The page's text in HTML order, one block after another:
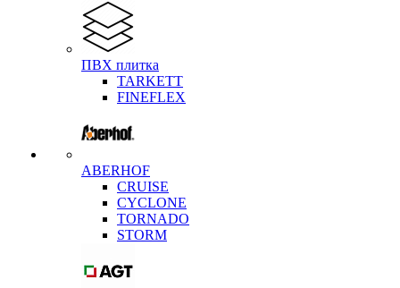
ПВХ плитка
TARKETT
FINEFLEX
ABERHOF
CRUISE
CYCLONE
TORNADO
STORM